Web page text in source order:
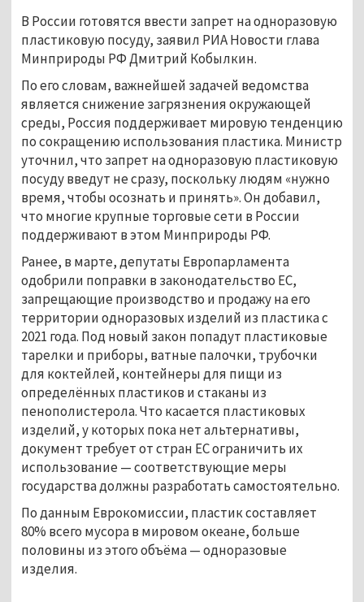
В России готовятся ввести запрет на одноразовую
пластиковую посуду, заявил РИА Новости глава
Минприроды РФ Дмитрий Кобылкин.
По его словам, важнейшей задачей ведомства
является снижение загрязнения окружающей
среды, Россия поддерживает мировую тенденцию
по сокращению использования пластика. Министр
уточнил, что запрет на одноразовую пластиковую
посуду введут не сразу, поскольку людям «нужно
время, чтобы осознать и принять». Он добавил,
что многие крупные торговые сети в России
поддерживают в этом Минприроды РФ.
Ранее, в марте, депутаты Европарламента
одобрили поправки в законодательство ЕС,
запрещающие производство и продажу на его
территории одноразовых изделий из пластика с
2021 года. Под новый закон попадут пластиковые
тарелки и приборы, ватные палочки, трубочки
для коктейлей, контейнеры для пищи из
определённых пластиков и стаканы из
пенополистерола. Что касается пластиковых
изделий, у которых пока нет альтернативы,
документ требует от стран ЕС ограничить их
использование — соответствующие меры
государства должны разработать самостоятельно.
По данным Еврокомиссии, пластик составляет
80% всего мусора в мировом океане, больше
половины из этого объёма — одноразовые
изделия.